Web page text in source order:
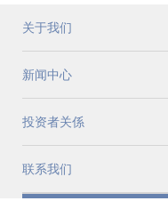
关于我们
新闻中心
投资者关係
联系我们